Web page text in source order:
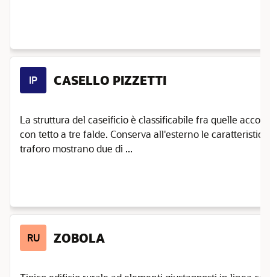
IP CASELLO PIZZETTI
La struttura del caseificio è classificabile fra quelle
con tetto a tre falde. Conserva all'esterno le
traforo mostrano due di ...
RU ZOBOLA